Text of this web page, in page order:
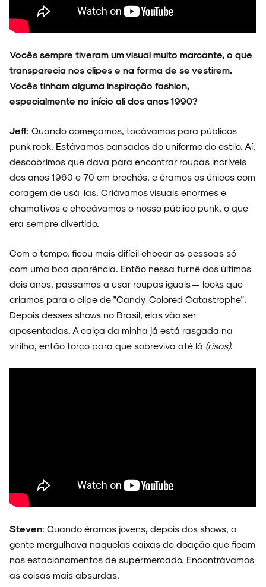
Vocês sempre tiveram um visual muito marcante, o que
transparecia nos clipes e na forma de se vestirem.
Vocês tinham alguma inspiração fashion,
especialmente no início ali dos anos 1990?
Jeff: Quando começamos, tocávamos para públicos
punk rock. Estávamos cansados do uniforme do estilo. Aí,
descobrimos que dava para encontrar roupas incríveis
dos anos 1960 e 70 em brechós, e éramos os únicos com
coragem de usá-las. Criávamos visuais enormes e
chamativos e chocávamos o nosso público punk, o que
era sempre divertido.
Com o tempo, ficou mais difícil chocar as pessoas só
com uma boa aparência. Então nessa turnê dos últimos
dois anos, passamos a usar roupas iguais — looks que
criamos para o clipe de "Candy-Colored Catastrophe".
Depois desses shows no Brasil, elas vão ser
aposentadas. A calça da minha já está rasgada na
virilha, então torço para que sobreviva até lá (risos).
Steven: Quando éramos jovens, depois dos shows, a
gente mergulhava naquelas caixas de doação que ficam
nos estacionamentos de supermercado. Encontrávamos
as coisas mais absurdas.